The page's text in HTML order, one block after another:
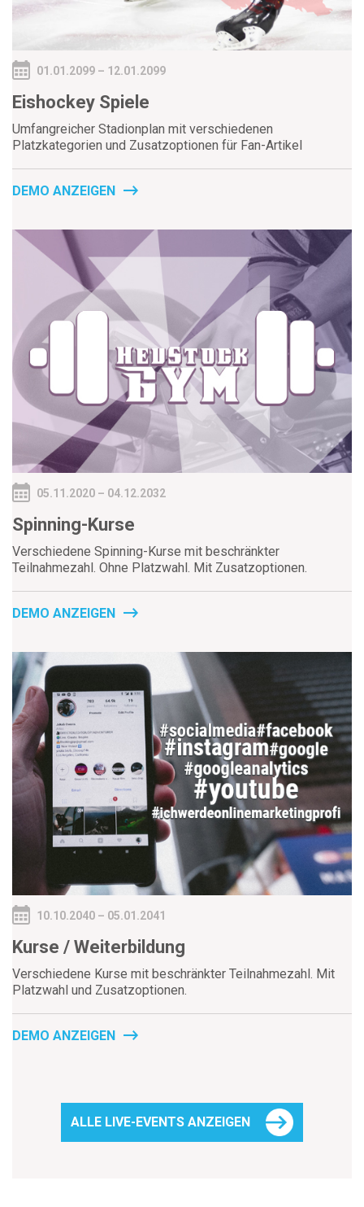
01.01.2099 – 12.01.2099
Eishockey Spiele
Umfangreicher Stadionplan mit verschiedenen
Platzkategorien und Zusatzoptionen für Fan-Artikel
DEMO ANZEIGEN
05.11.2020 – 04.12.2032
Spinning-Kurse
Verschiedene Spinning-Kurse mit beschränkter
Teilnahmezahl. Ohne Platzwahl. Mit Zusatzoptionen.
DEMO ANZEIGEN
10.10.2040 – 05.01.2041
Kurse / Weiterbildung
Verschiedene Kurse mit beschränkter Teilnahmezahl. Mit
Platzwahl und Zusatzoptionen.
DEMO ANZEIGEN
ALLE LIVE-EVENTS ANZEIGEN